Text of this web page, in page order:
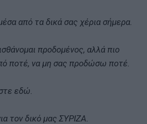
από τα δικά σας χέρια σήμερα.
προδομένος, αλλά πιο
ποτέ, να μη σας προδώσω ποτέ.
εδώ.
τον δικό μας ΣΥΡΙΖΑ.